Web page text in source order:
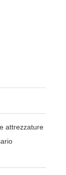
attrezzature